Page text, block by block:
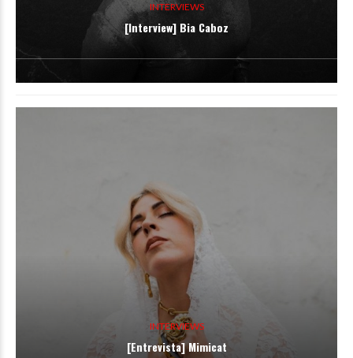
INTERVIEWS
[Interview] Bia Caboz
INTERVIEWS
[Entrevista] Mimicat